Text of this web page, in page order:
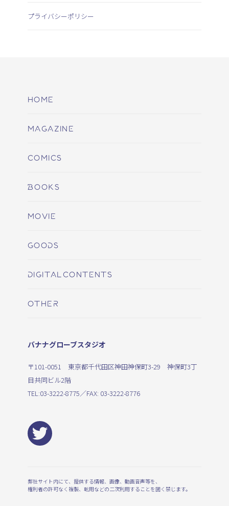
プライバシーポリシー
HOME
MAGAZINE
COMICS
BOOKS
MOVIE
GOODS
DIGITALCONTENTS
OTHER
バナナグローブスタジオ
〒101-0051 東京都千代田区神田神保町3-29 神保町3丁
目共同ビル2階
TEL:03-3222-8775／FAX: 03-3222-8776
弊社サイト内にて、提供する情報、画像、動画音声等を、
権利者の許可なく複製、転用などの二次利用することを固く禁じます。